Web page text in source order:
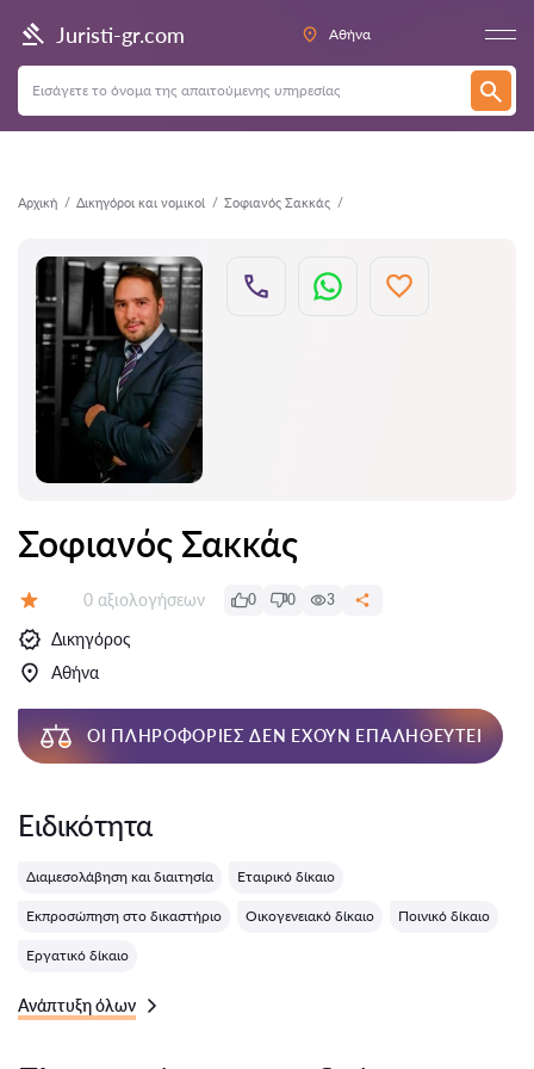
Juristi-gr.com Αθήνα
Αρχική Δικηγόροι και νομικοί Σοφιανός Σακκάς
Πίσω
Σοφιανός Σακκάς
Αξιολογήσεις:
0 αξιολογήσεων 0 0 3
Δικηγόρος
Αθήνα
ΟΙ ΠΛΗΡΟΦΟΡΊΕΣ ΔΕΝ ΈΧΟΥΝ ΕΠΑΛΗΘΕΥΤΕΊ
Ειδικότητα
Διαμεσολάβηση και διαιτησία Εταιρικό δίκαιο
Εκπροσώπηση στο δικαστήριο Οικογενειακό δίκαιο Ποινικό δίκαιο
Εργατικό δίκαιο
Ανάπτυξη όλων